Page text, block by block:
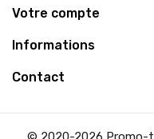
Votre compte
Informations
Contact